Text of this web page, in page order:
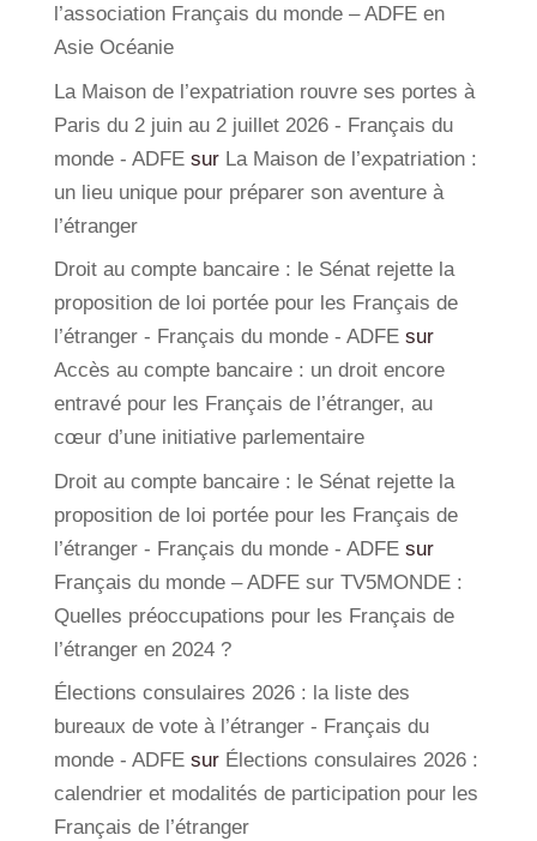
l’association Français du monde – ADFE en
Asie Océanie
La Maison de l’expatriation rouvre ses portes à
Paris du 2 juin au 2 juillet 2026 - Français du
monde - ADFEsur La Maison de l’expatriation :
un lieu unique pour préparer son aventure à
l’étranger
Droit au compte bancaire : le Sénat rejette la
proposition de loi portée pour les Français de
l’étranger - Français du monde - ADFEsur
Accès au compte bancaire : un droit encore
entravé pour les Français de l’étranger, au
cœur d’une initiative parlementaire
Droit au compte bancaire : le Sénat rejette la
proposition de loi portée pour les Français de
l’étranger - Français du monde - ADFEsur
Français du monde – ADFE sur TV5MONDE :
Quelles préoccupations pour les Français de
l’étranger en 2024 ?
Élections consulaires 2026 : la liste des
bureaux de vote à l’étranger - Français du
monde - ADFEsur Élections consulaires 2026 :
calendrier et modalités de participation pour les
Français de l’étranger